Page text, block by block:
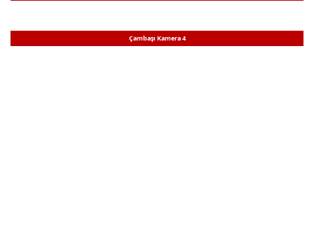
Çambaşı Kamera 4